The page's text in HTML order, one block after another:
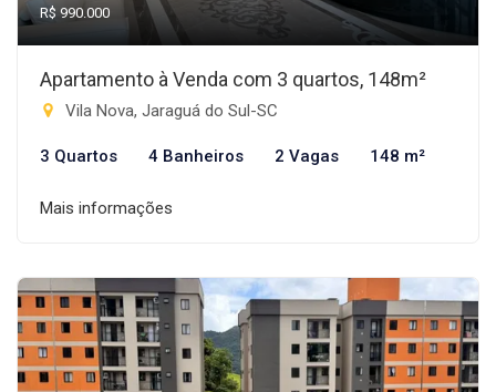
R$ 990.000
Apartamento à Venda com 3 quartos, 148m²
Vila Nova, Jaraguá do Sul-SC
3 Quartos 4 Banheiros 2 Vagas 148 m²
Mais informações